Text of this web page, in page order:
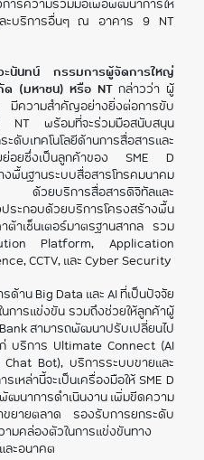
การความร่วมมือเพื่อพัฒนาการให้
ละบริการอื่นๆ ณ อาคาร 9 NT
นันทน์ กรรมการผู้จัดการใหญ่
(มหาชน) หรือ NTกล่าวว่า ผู้
มีความสำคัญอย่างยิ่งต่อการขับ
ศ NT พร้อมที่จะร่วมมือสนับสนุน
ะดับเทคโนโลยีด้านการสื่อสารและ
ย่อยซึ่งเป็นลูกค้าของ SME D
นฐานระบบสื่อสารโทรคมนาคม
ด้วยบริการสื่อสารดิจิทัลและ
ระกอบด้วยบริการโครงสร้างพื้น
ต้าเซ็นเตอร์มาตรฐานสากล รวม
Platform, Application
CCTV, และ Cyber Security
าน Big Data และ AI ที่เป็นปัจจัย
การแข่งขัน รวมถึงช่วยให้ลูกค้าผู้
สามารถพัฒนาปรับเปลี่ยนไป
บริการ Ultimate Connect (AI
Bot), บริการระบบขายและ
หล่านี้จะเป็นเครื่องมือให้ SME D
ฒนาการดำเนินงาน เพิ่มขีดความ
ยายตลาด รองรับการยกระดับ
มคล่องตัวในการแข่งขันทาง
ละอนาคต